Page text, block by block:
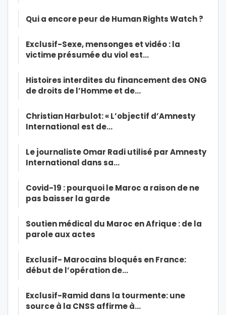
Qui a encore peur de Human Rights Watch ?
Exclusif-Sexe, mensonges et vidéo : la
victime présumée du viol est…
Histoires interdites du financement des ONG
de droits de l’Homme et de…
Christian Harbulot: « L’objectif d’Amnesty
International est de…
Le journaliste Omar Radi utilisé par Amnesty
International dans sa…
Covid-19 : pourquoi le Maroc a raison de ne
pas baisser la garde
Soutien médical du Maroc en Afrique : de la
parole aux actes
Exclusif- Marocains bloqués en France:
début de l’opération de…
Exclusif-Ramid dans la tourmente: une
source à la CNSS affirme à…